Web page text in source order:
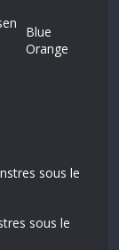
Blue
Orange
sous le